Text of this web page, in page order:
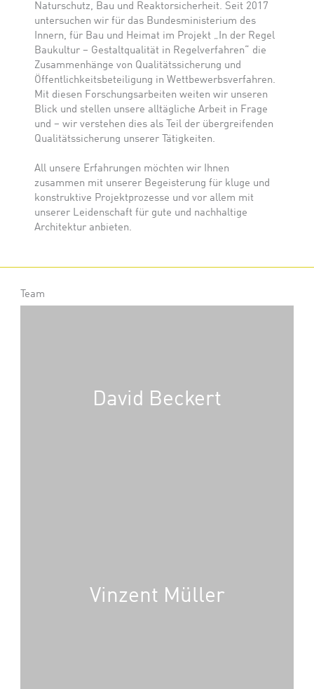
Naturschutz, Bau und Reaktorsicherheit. Seit 2017
untersuchen wir für das Bundesministerium des
Innern, für Bau und Heimat im Projekt „In der Regel
Baukultur – Gestaltqualität in Regelverfahren“ die
Zusammenhänge von Qualitätssicherung und
Öffentlichkeitsbeteiligung in Wettbewerbsverfahren.
Mit diesen Forschungsarbeiten weiten wir unseren
Blick und stellen unsere alltägliche Arbeit in Frage
und – wir verstehen dies als Teil der übergreifenden
Qualitätssicherung unserer Tätigkeiten.
All unsere Erfahrungen möchten wir Ihnen
zusammen mit unserer Begeisterung für kluge und
konstruktive Projektprozesse und vor allem mit
unserer Leidenschaft für gute und nachhaltige
Architektur anbieten.
Team
David Beckert
Vinzent Müller